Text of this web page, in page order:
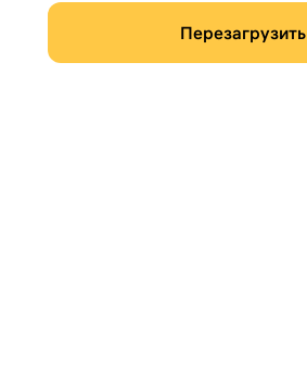
Перезагрузить